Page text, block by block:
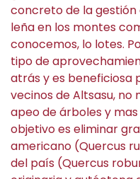
concreto de la
leña en los montes
conocemos, lo lotes.
tipo de
atrás y es beneficiosa
vecinos de Altsasu,
apeo de árboles y
objetivo es eliminar
americano (Quercus
del país (Quercus